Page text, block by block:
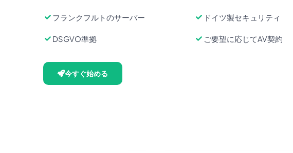
フランクフルトのサーバー
DSGVO準拠
ドイツ製セキュリティ
ご要望に応じてAV契約
今すぐ始める